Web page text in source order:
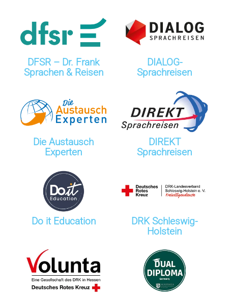
DFSR – Dr. Frank
Sprachen & Reisen
DIALOG-
Sprachreisen
Die Austausch
Experten
DIREKT
Sprachreisen
Do it Education
DRK Schleswig-
Holstein